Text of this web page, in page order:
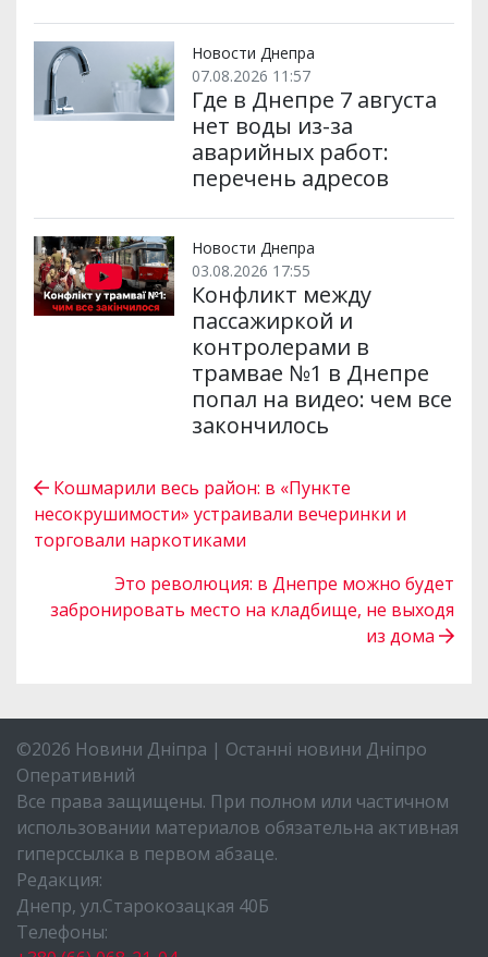
Новости Днепра
07.08.2026 11:57
Где в Днепре 7 августа
нет воды из-за
аварийных работ:
перечень адресов
Новости Днепра
03.08.2026 17:55
Конфликт между
пассажиркой и
контролерами в
трамвае №1 в Днепре
попал на видео: чем все
закончилось
Кошмарили весь район: в «Пункте
несокрушимости» устраивали вечеринки и
торговали наркотиками
Это революция: в Днепре можно будет
забронировать место на кладбище, не выходя
из дома
©2026 Новини Дніпра | Останні новини Дніпро
Оперативний
Все права защищены. При полном или частичном
использовании материалов обязательна активная
гиперссылка в первом абзаце.
Редакция:
Днепр, ул.Старокозацкая 40Б
Телефоны: